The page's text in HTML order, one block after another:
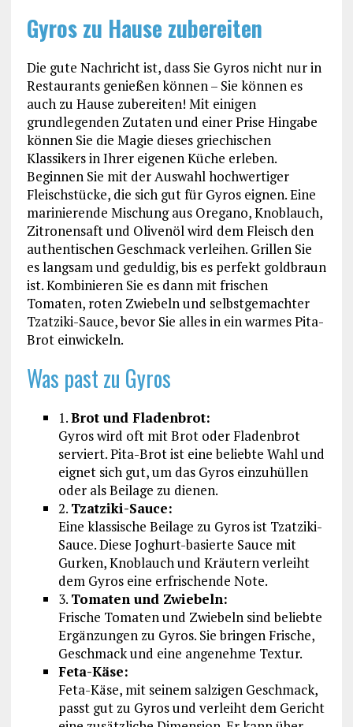
Gyros zu Hause zubereiten
Die gute Nachricht ist, dass Sie Gyros nicht nur in
Restaurants genießen können – Sie können es
auch zu Hause zubereiten! Mit einigen
grundlegenden Zutaten und einer Prise Hingabe
können Sie die Magie dieses griechischen
Klassikers in Ihrer eigenen Küche erleben.
Beginnen Sie mit der Auswahl hochwertiger
Fleischstücke, die sich gut für Gyros eignen. Eine
marinierende Mischung aus Oregano, Knoblauch,
Zitronensaft und Olivenöl wird dem Fleisch den
authentischen Geschmack verleihen. Grillen Sie
es langsam und geduldig, bis es perfekt goldbraun
ist. Kombinieren Sie es dann mit frischen
Tomaten, roten Zwiebeln und selbstgemachter
Tzatziki-Sauce, bevor Sie alles in ein warmes Pita-
Brot einwickeln.
Was past zu Gyros
1.Brot und Fladenbrot:
Gyros wird oft mit Brot oder Fladenbrot
serviert. Pita-Brot ist eine beliebte Wahl und
eignet sich gut, um das Gyros einzuhüllen
oder als Beilage zu dienen.
2. Tzatziki-Sauce:
Eine klassische Beilage zu Gyros ist Tzatziki-
Sauce. Diese Joghurt-basierte Sauce mit
Gurken, Knoblauch und Kräutern verleiht
dem Gyros eine erfrischende Note.
3. Tomaten und Zwiebeln:
Frische Tomaten und Zwiebeln sind beliebte
Ergänzungen zu Gyros. Sie bringen Frische,
Geschmack und eine angenehme Textur.
Feta-Käse:
Feta-Käse, mit seinem salzigen Geschmack,
passt gut zu Gyros und verleiht dem Gericht